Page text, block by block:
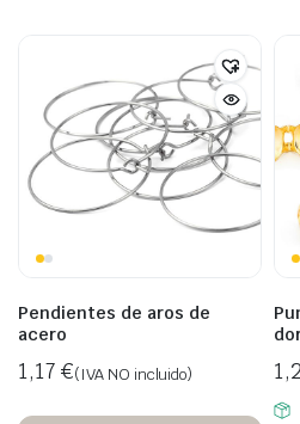
Pendientes de aros de
acero
1,17 €(IVA NO incluido)